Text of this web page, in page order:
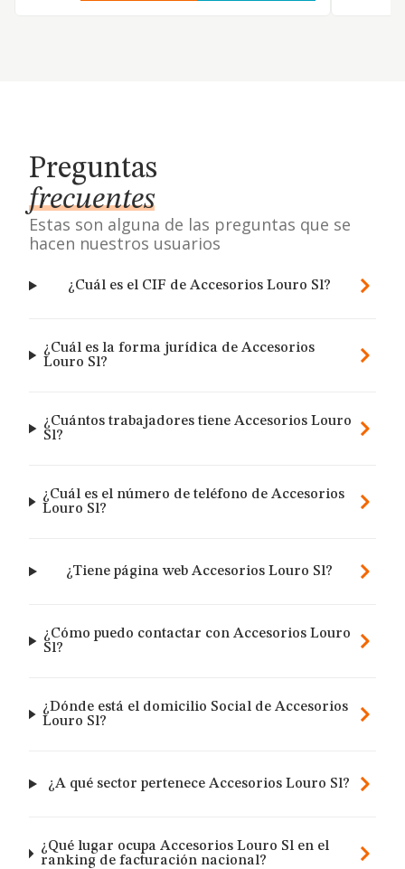
Preguntas
frecuentes
Estas son alguna de las preguntas que se
hacen nuestros usuarios
¿Cuál es el CIF de Accesorios Louro Sl?
¿Cuál es la forma jurídica de Accesorios
Louro Sl?
¿Cuántos trabajadores tiene Accesorios Louro
Sl?
¿Cuál es el número de teléfono de Accesorios
Louro Sl?
¿Tiene página web Accesorios Louro Sl?
¿Cómo puedo contactar con Accesorios Louro
Sl?
¿Dónde está el domicilio Social de Accesorios
Louro Sl?
¿A qué sector pertenece Accesorios Louro Sl?
¿Qué lugar ocupa Accesorios Louro Sl en el
ranking de facturación nacional?